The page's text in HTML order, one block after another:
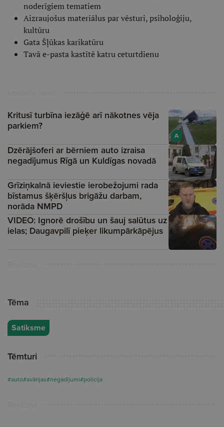
noderīgiem tematiem
Aizraujošus materiālus par vēsturi, psiholoģiju,
kultūru
Gata Šļūkas karikatūru
Tavā e-pasta kastītē katru ceturtdienu
A
Kritusī turbīna iezāģē arī nākotnes vēja
parkiem?
Dzērājšoferi ar bērniem auto izraisa
negadījumus Rīgā un Kuldīgas novadā
Grīziņkalnā ieviestie ierobežojumi rada
bīstamus šķēršļus brigāžu darbam,
norāda NMPD
VIDEO: Ignorē drošību un šauj salūtus uz
ielas; Daugavpilī pieķer likumpārkāpējus
Tēma
Satiksme
Tēmturi
#auto#avārijas#negadījumi#policija